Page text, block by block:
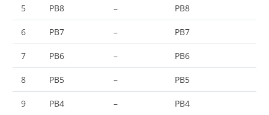
5 PB8 – PB8
6 PB7 – PB7
7 PB6 – PB6
8 PB5 – PB5
9 PB4 – PB4